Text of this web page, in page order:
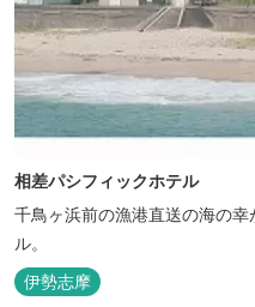
相差パシフィックホテル
千鳥ヶ浜前の漁港直送の海の
ル。
伊勢志摩